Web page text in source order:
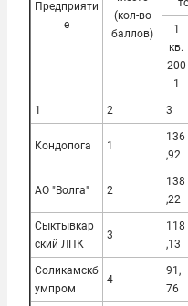
Предприяти
е
(кол-во
баллов)
1
кв.
200
1
1 2 3
Кондопога 1
136
,92
АО "Волга" 2
138
,22
Сыктывкар
ский ЛПК
3
118
,13
Соликамскб
умпром
4
91,
76